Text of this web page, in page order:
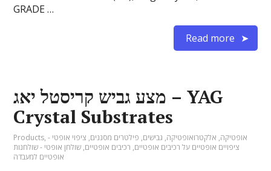
GRADE …
Read more
מצע גביש קריסטל יאג – YAG
Crystal Substrates
Products, אופטיקה, אלקטרואופטיקה, גבישים, פילטרים מסננים, ציפוי אופטי -
ציפויים אופטיים על רכיבים אופטיים, רכיבים אופטיים, שולחן אופטי - שולחנות
אופטיים למעבדה